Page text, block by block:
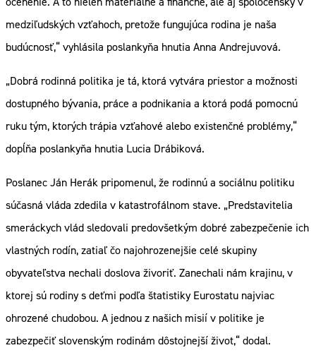
medziľudských vzťahoch, pretože fungujúca rodina je naša
budúcnosť,“ vyhlásila poslankyňa hnutia Anna Andrejuvová.
„Dobrá rodinná politika je tá, ktorá vytvára priestor a možnosti
dostupného bývania, práce a podnikania a ktorá podá pomocnú
ruku tým, ktorých trápia vzťahové alebo existenčné problémy,“
dopĺňa poslankyňa hnutia Lucia Drábiková.
Poslanec Ján Herák pripomenul, že rodinnú a sociálnu politiku
súčasná vláda zdedila v katastrofálnom stave. „Predstavitelia
smeráckych vlád sledovali predovšetkým dobré zabezpečenie ich
vlastných rodín, zatiaľ čo najohrozenejšie celé skupiny
obyvateľstva nechali doslova živoriť. Zanechali nám krajinu, v
ktorej sú rodiny s deťmi podľa štatistiky Eurostatu najviac
ohrozené chudobou. A jednou z našich misií v politike je
zabezpečiť slovenským rodinám dôstojnejší život,“ dodal.